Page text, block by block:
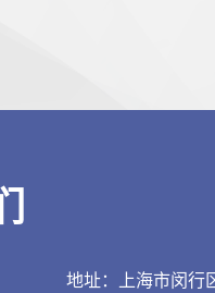
地址：上海市闵行